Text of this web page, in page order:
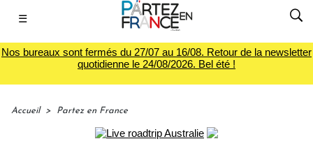
☰
Nos bureaux sont fermés du 27/07 au 16/08. Retour de la newsletter
quotidienne le 24/08/2026. Bel été !
Accueil > Partez en France